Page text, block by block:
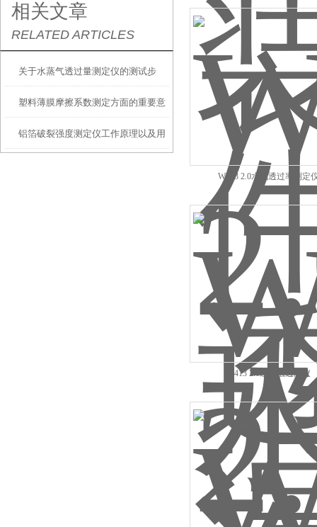
相关文章
RELATED ARTICLES
关于水蒸气透过量测定仪的测试步
骤，都在这里了！
塑料薄膜摩擦系数测定方面的重要意
义
铝箔破裂强度测定仪工作原理以及用
W413 2.0水汽透过率测定
W413 2.0红外法透湿仪